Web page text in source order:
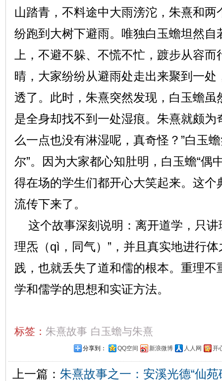
山踏青，不料途中大雨滂沱，朱熹和两
纷跑到大树下避雨。唯独白玉蟾坦然自
上，不避不躲、不慌不忙，踱步从容
晴，大家纷纷从避雨处走出来聚到一处
透了。此时，朱熹突然发现，白玉蟾虽
是全身却找不到一处湿痕。朱熹就颇为
么一点也没有淋湿呢，真奇怪？”白玉
尔”。因为大家都心知肚明，白玉蟾“偶
得在场的学生们都开心大笑起来。这个
流传下来了。
这个故事深刻说明：离开道学，只讲
理炁（qì，同气）”，并且真实地进行
践，也就丢失了道和儒的根本。重理不
学和儒学的思想和实证方法。
标签： 朱熹故事 白玉蟾与朱熹
分享到： QQ空间 新浪微博 人人网 开
上一篇： 朱熹故事之一：安溪光德“仙苑